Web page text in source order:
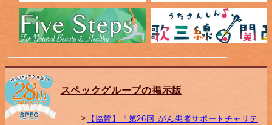
スペックグループの掲示版
【協賛】「第26回 がん患者サポートチャリテ